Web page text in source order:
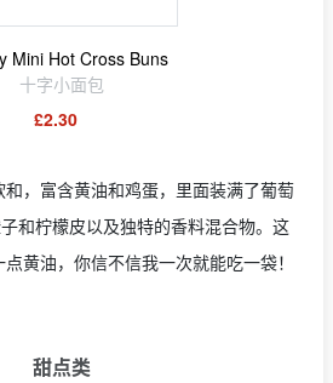
Mini Hot Cross Buns
十字小面包
£2.30
，富含黄油和鸡蛋，里面装满了葡萄
和柠檬皮以及独特的香料混合物。这
黄油，你信不信我一次就能吃一袋！
甜点类